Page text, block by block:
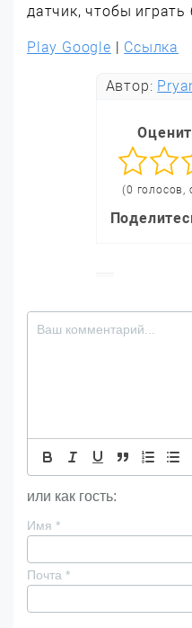
датчик, чтобы
Play Google Ссылка
Автор:
(0 голосов,
или как гость:
Имя *
Почта *